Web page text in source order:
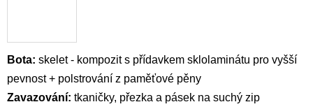
Bota: skelet - kompozit s přídavkem sklolaminátu pro vyšší
pevnost+ polstrování z paměťové pěny
Zavazování: tkaničky, přezka a pásek na suchý zip